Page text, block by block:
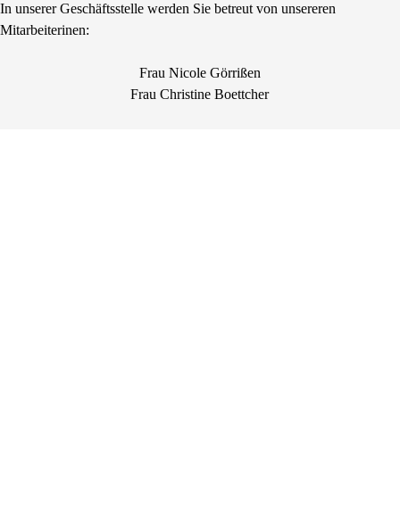
In unserer Geschäftsstelle werden Sie betreut von unsereren
Mitarbeiterinen:
Frau Nicole Görrißen
Frau Christine Boettcher